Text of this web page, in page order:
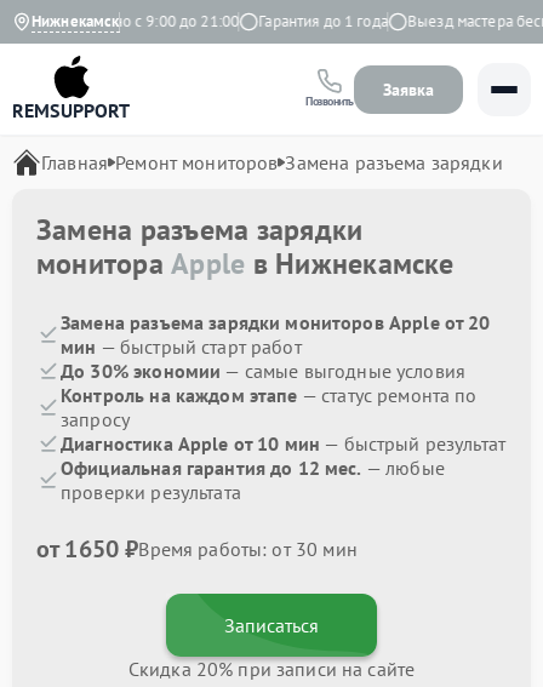
Нижнекамск
Ежедневно с 9:00 до 21:00 Гарантия до 1 года Выезд мастера
REMSUPPORT Позвонить
Заявка
Главная Ремонт мониторов Замена разъема зарядки
Замена разъема зарядки
монитораApple в Нижнекамске
Замена разъема зарядки мониторов Apple от 20
мин — быстрый старт работ
До 30% экономии — самые выгодные условия
Контроль на каждом этапе — статус ремонта по
запросу
Диагностика Apple от 10 мин — быстрый результат
Официальная гарантия до 12 мес. — любые
проверки результата
от 1650 ₽Время работы: от 30 мин
Записаться
Скидка 20% при записи на сайте